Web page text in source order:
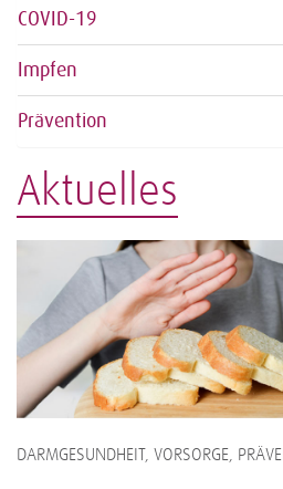
COVID-19
Impfen
Prävention
Aktuelles
DARMGESUNDHEIT, VORSORGE,